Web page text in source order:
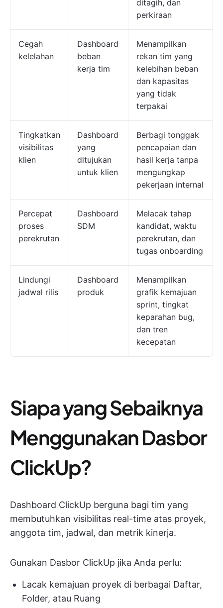
ditagih, dan
perkiraan
Cegah
kelelahan
Dashboard
beban
kerja tim
Menampilkan
rekan tim yang
kelebihan beban
dan kapasitas
yang tidak
terpakai
Tingkatkan
visibilitas
klien
Dashboard
yang
ditujukan
untuk klien
Berbagi tonggak
pencapaian dan
hasil kerja tanpa
mengungkap
pekerjaan internal
Percepat
proses
perekrutan
Dashboard
SDM
Melacak tahap
kandidat, waktu
perekrutan, dan
tugas onboarding
Lindungi
jadwal rilis
Dashboard
produk
Menampilkan
grafik kemajuan
sprint, tingkat
keparahan bug,
dan tren
kecepatan
Siapa yang Sebaiknya
Menggunakan Dasbor
ClickUp?
Dashboard ClickUp berguna bagi tim yang
membutuhkan visibilitas real-time atas proyek,
anggota tim, jadwal, dan metrik kinerja.
Gunakan Dasbor ClickUp jika Anda perlu:
Lacak kemajuan proyek di berbagai Daftar,
Folder, atau Ruang